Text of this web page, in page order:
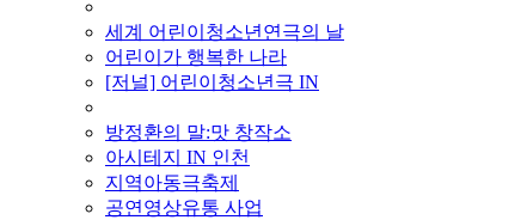
세계 어린이청소년연극의 날
어린이가 행복한 나라
[저널] 어린이청소년극 IN
방정환의 말:맛 창작소
아시테지 IN 인천
지역아동극축제
공연영상유통 사업